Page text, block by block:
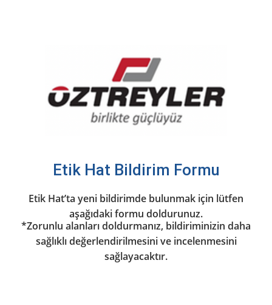
Etik Hat Bildirim Formu
Etik Hat’ta yeni bildirimde bulunmak için lütfen
aşağıdaki formu doldurunuz.
*Zorunlu alanları doldurmanız, bildiriminizin daha
sağlıklı değerlendirilmesini ve incelenmesini
sağlayacaktır.